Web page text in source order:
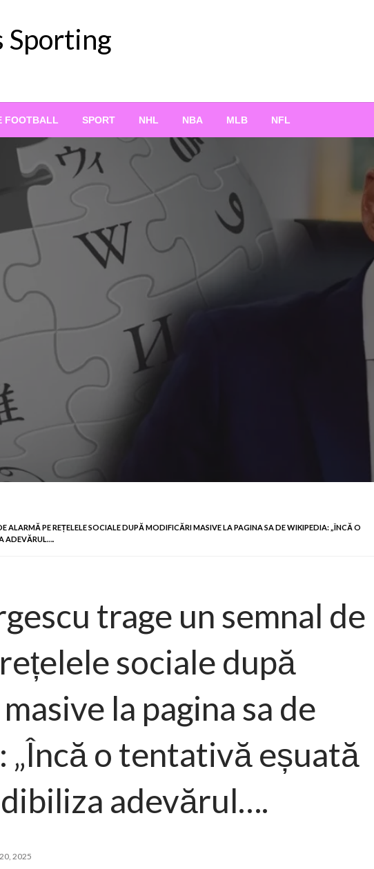
Sporting
FOOTBALL SPORT NHL NBA MLB NFL
ALARMĂ PE REȚELELE SOCIALE DUPĂ MODIFICĂRI MASIVE LA PAGINA SA DE WIKIPEDIA: „ÎNCĂ O
ADEVĂRUL….
trage un semnal de
sociale după
la pagina sa de
„Încă o tentativă eșuată
adevărul….
2025